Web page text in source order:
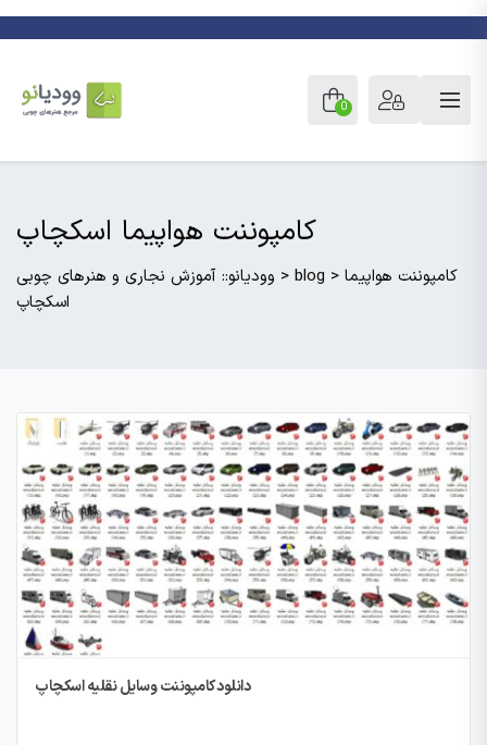
0
کامپوننت هواپیما اسکچاپ
وودیانو:: آموزش نجاری و هنرهای چوبی > blog > کامپوننت هواپیما
اسکچاپ
دانلود کامپوننت وسایل نقلیه اسکچاپ